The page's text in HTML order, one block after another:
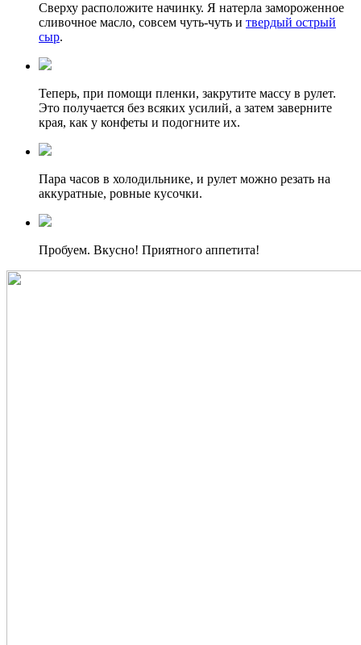
Сверху расположите начинку. Я натерла замороженное
сливочное масло, совсем чуть-чуть и твердый острый
сыр.
Теперь, при помощи пленки, закрутите массу в рулет.
Это получается без всяких усилий, а затем заверните
края, как у конфеты и подогните их.
Пара часов в холодильнике, и рулет можно резать на
аккуратные, ровные кусочки.
Пробуем. Вкусно! Приятного аппетита!